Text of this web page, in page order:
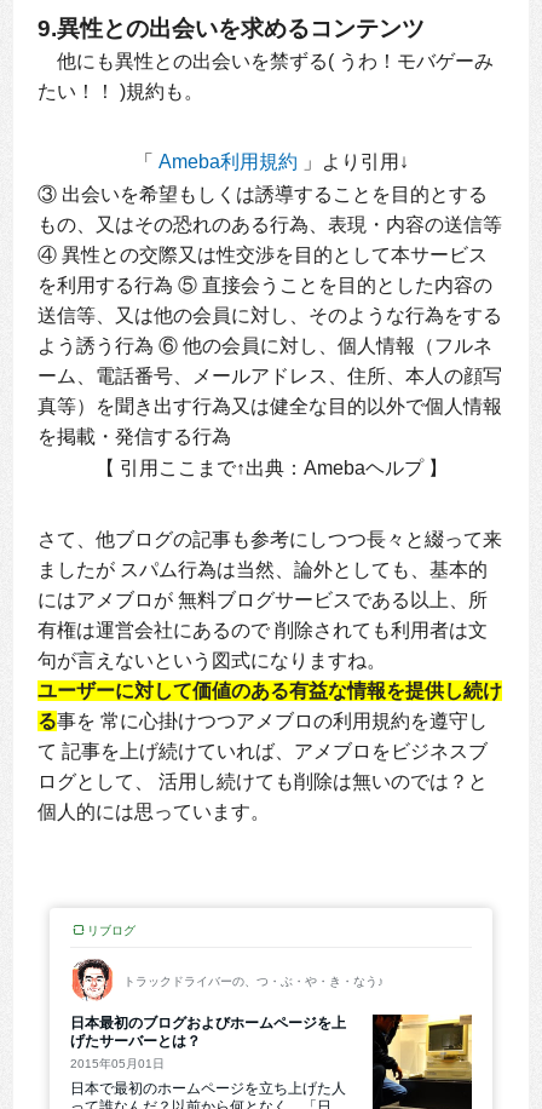
伸びない 5. アドセンスブログで最短で稼ぐならコンサ
9.異性との出会いを求めるコンテンツ
他にも異性との出会いを禁ずる( うわ！モバゲーみ
たい！！ )規約も。
「 Ameba利用規約 」より引用↓
③ 出会いを希望もしくは誘導することを目的とする
もの、又はその恐れのある行為、表現・内容の送信等
④ 異性との交際又は性交渉を目的として本サービス
を利用する行為 ⑤ 直接会うことを目的とした内容の
送信等、又は他の会員に対し、そのような行為をする
よう誘う行為 ⑥ 他の会員に対し、個人情報（フルネ
ーム、電話番号、メールアドレス、住所、本人の顔写
真等）を聞き出す行為又は健全な目的以外で個人情報
を掲載・発信する行為
【 引用ここまで↑出典：Amebaヘルプ 】
さて、他ブログの記事も参考にしつつ長々と綴って来
ましたが スパム行為は当然、論外としても、基本的
にはアメブロが 無料ブログサービスである以上、所
有権は運営会社にあるので 削除されても利用者は文
句が言えないという図式になりますね。
ユーザーに対して価値のある有益な情報を提供し続け
る事を 常に心掛けつつアメブロの利用規約を遵守し
て 記事を上げ続けていれば、アメブロをビジネスブ
ログとして、 活用し続けても削除は無いのでは？と
個人的には思っています。